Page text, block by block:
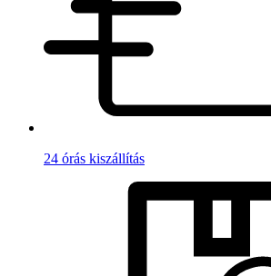
24 órás kiszállítás